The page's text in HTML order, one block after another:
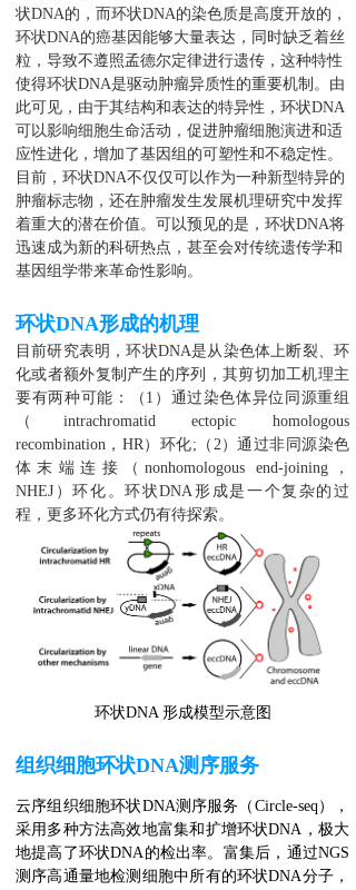
状DNA的，而环状DNA的染色质是高度开放的，
环状DNA的癌基因能够大量表达，同时缺乏着丝
粒，导致不遵照孟德尔定律进行遗传，这种特性
使得环状DNA是驱动肿瘤异质性的重要机制。由
此可见，由于其结构和表达的特异性，环状DNA
可以影响细胞生命活动，促进肿瘤细胞演进和适
应性进化，增加了基因组的可塑性和不稳定性。
目前，环状DNA不仅仅可以作为一种新型特异的
肿瘤标志物，还在肿瘤发生发展机理研究中发挥
着重大的潜在价值。可以预见的是，环状DNA将
迅速成为新的科研热点，甚至会对传统遗传学和
基因组学带来革命性影响。
环状DNA形成的机理
目前研究表明，环状DNA是从染色体上断裂、环
化或者额外复制产生的序列，其剪切加工机理主
要有两种可能：（1）通过染色体异位同源重组
（intrachromatid ectopic homologous
recombination，HR）环化;（2）通过非同源染色
体末端连接（nonhomologous end-joining，
NHEJ）环化。环状DNA形成是一个复杂的过
程，更多环化方式仍有待探索。
环状DNA 形成模型示意图
组织细胞环状DNA测序服务
云序组织细胞环状DNA测序服务（Circle-seq），
采用多种方法高效地富集和扩增环状DNA，极大
地提高了环状DNA的检出率。富集后，通过NGS
测序高通量地检测细胞中所有的环状DNA分子，